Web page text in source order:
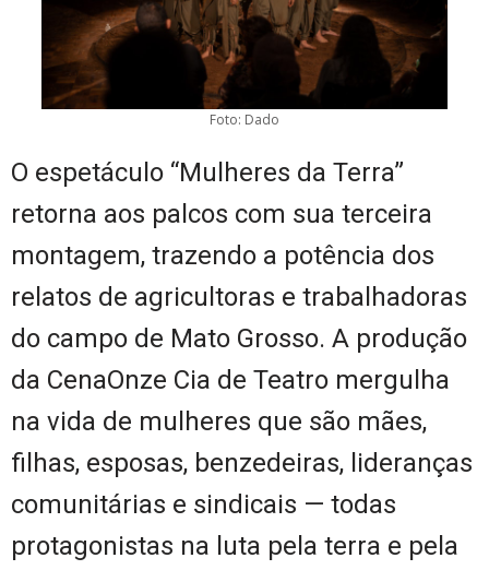
Foto: Dado
O espetáculo “Mulheres da Terra”
retorna aos palcos com sua terceira
montagem, trazendo a potência dos
relatos de agricultoras e trabalhadoras
do campo de Mato Grosso. A produção
da CenaOnze Cia de Teatro mergulha
na vida de mulheres que são mães,
filhas, esposas, benzedeiras, lideranças
comunitárias e sindicais — todas
protagonistas na luta pela terra e pela